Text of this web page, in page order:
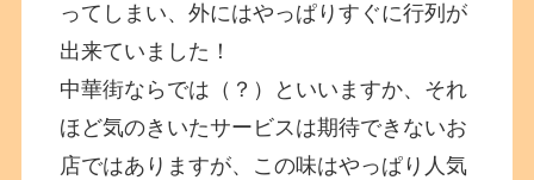
ってしまい、外にはやっぱりすぐに行列が
出来ていました！
中華街ならでは（？）といいますか、それ
ほど気のきいたサービスは期待できないお
店ではありますが、この味はやっぱり人気